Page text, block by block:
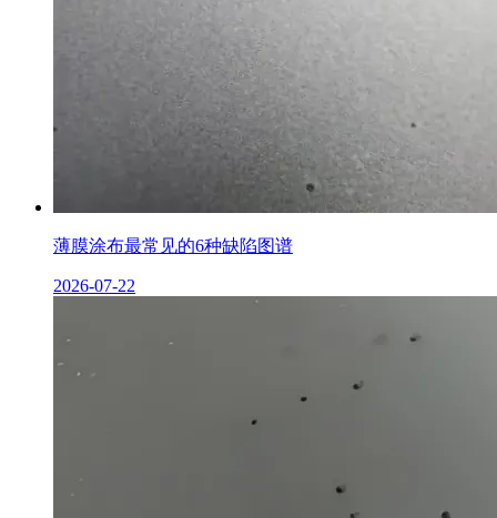
薄膜涂布最常见的6种缺陷图谱
2026-07-22